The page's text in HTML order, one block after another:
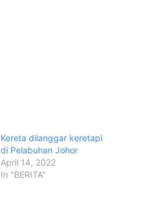
Kereta dilanggar keretapi
di Pelabuhan Johor
April 14, 2022
In "BERITA"